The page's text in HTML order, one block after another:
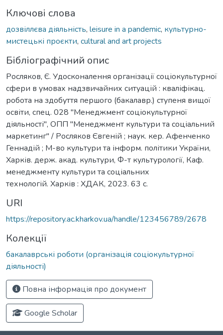
Ключові слова
дозвіллєва діяльність, leisure in a pandemic, культурно-
мистецькі проєкти, cultural and art projects
Бібліографічний опис
Росляков, Є. Удосконалення організації соціокультурної
сфери в умовах надзвичайних ситуацій : кваліфікац.
робота на здобуття першого (бакалавр.) ступеня вищої
освіти, спец. 028 "Менеджмент соціокультурної
діяльності", ОПП "Менеджмент культури та соціальний
маркетинг" / Росляков Євгеній ; наук. кер. Афенченко
Геннадій ; М-во культури та інформ. політики України,
Харків. держ. акад. культури, Ф-т культурології, Каф.
менеджменту культури та соціальних
технологій. Харків : ХДАК, 2023. 63 с.
URI
https://repository.ac.kharkov.ua/handle/123456789/2678
Колекції
бакалаврські роботи (організація соціокультурної
діяльності)
Повна інформація про документ
Google Scholar